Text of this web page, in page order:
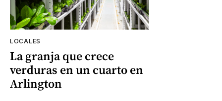
LOCALES
La granja que crece
verduras en un cuarto en
Arlington